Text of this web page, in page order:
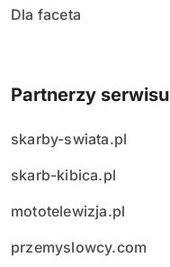
Dla faceta
Partnerzy serwisu
skarby-swiata.pl
skarb-kibica.pl
mototelewizja.pl
przemyslowcy.com